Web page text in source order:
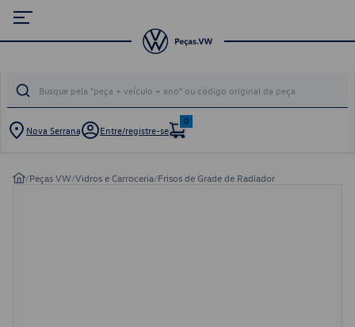
Nova Serrana Entre/registre-se
0
/Peças VW/Vidros e Carroceria/Frisos de Grade de Radiador